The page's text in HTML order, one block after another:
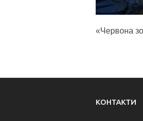
«Червона
КОНТАКТИ